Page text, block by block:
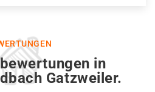
in
Gatzweiler.